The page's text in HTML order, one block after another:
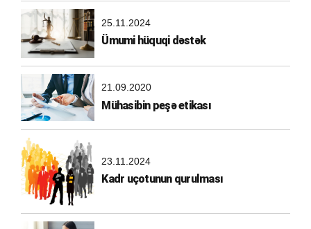
25.11.2024
Ümumi hüquqi dəstək
21.09.2020
Mühasibin peşə etikası
23.11.2024
Kadr uçotunun qurulması